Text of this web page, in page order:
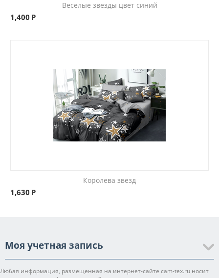
Веселые звезды цвет синий
1,400 Р
Королева звезд
1,630 Р
Моя учетная запись
Любая информация, размещенная на интернет-сайте cam-tex.ru носит